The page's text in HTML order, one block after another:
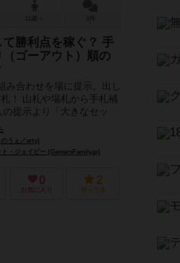
勝利点を稼ぐ？ 手
ゴーアウト）順の
み合わせを場に提示。出し
！ 山札や場札から手札補
提示より「大きなセッ
出せる...
うぇ／arty)
・ジェイピー (GamersFamily.jp)
0
お気に入り
2
持ってる